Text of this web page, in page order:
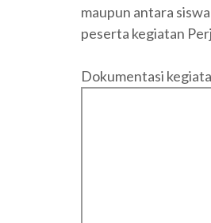
maupun antara
peserta kegiatan
Dokumentasi